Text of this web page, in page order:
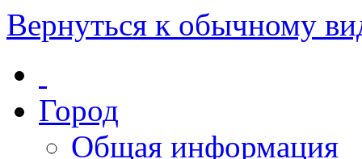
Вернуться к обычному
Город
Общая информация